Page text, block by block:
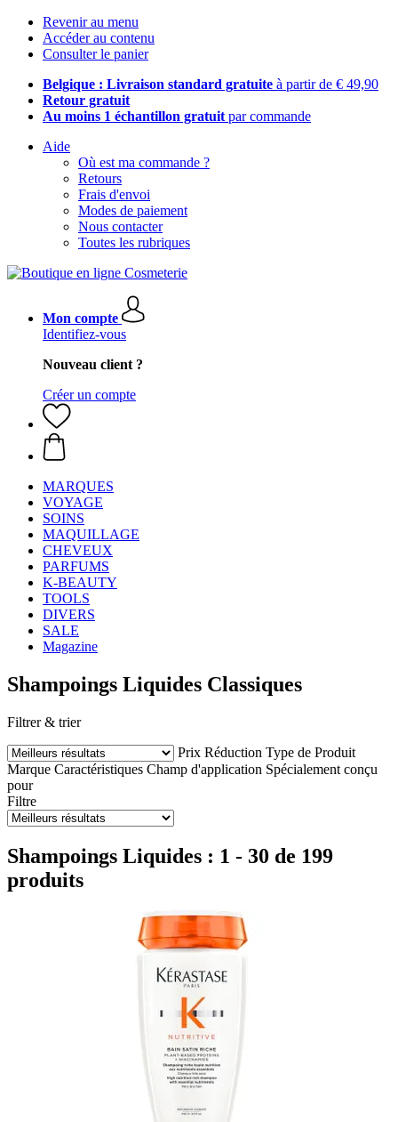
Revenir au menu
Accéder au contenu
Consulter le panier
Belgique : Livraison standard gratuite à partir de € 49,90
Retour gratuit
Au moins 1 échantillon gratuit par commande
Aide
Où est ma commande ?
Retours
Frais d'envoi
Modes de paiement
Nous contacter
Toutes les rubriques
Mon compte
Identifiez-vous
Nouveau client ?
Créer un compte
MARQUES
VOYAGE
SOINS
MAQUILLAGE
CHEVEUX
PARFUMS
K-BEAUTY
TOOLS
DIVERS
SALE
Magazine
Shampoings Liquides Classiques
Filtrer & trier
Prix Réduction Type de Produit
Marque Caractéristiques Champ d'application Spécialement conçu
pour
Filtre
Shampoings Liquides : 1 - 30 de 199
produits